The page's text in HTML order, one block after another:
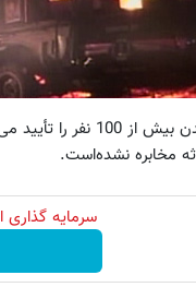
گزارش اولیه به نقل از
مخابره نشده‌است.
سرمایه